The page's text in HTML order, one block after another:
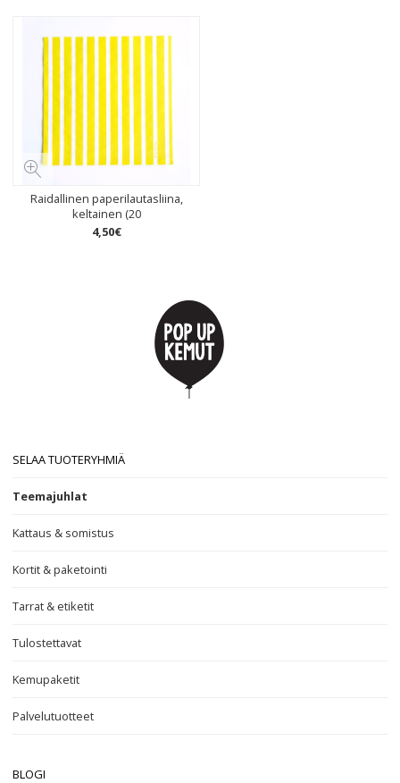
Raidallinen paperilautasliina,
keltainen (20
4,50€
SELAA TUOTERYHMIÄ
Teemajuhlat
Kattaus & somistus
Kortit & paketointi
Tarrat & etiketit
Tulostettavat
Kemupaketit
Palvelutuotteet
BLOGI